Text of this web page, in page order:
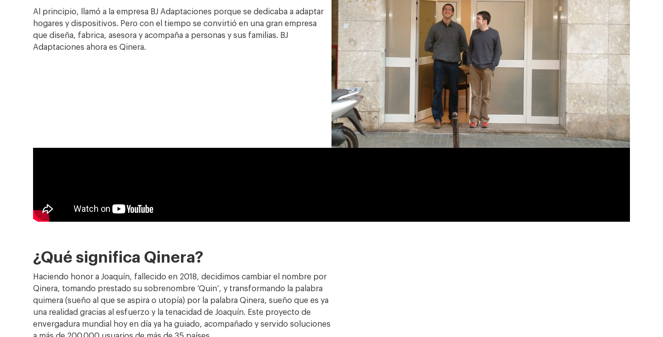
Al principio, llamó a la empresa BJ Adaptaciones porque se dedicaba a adaptar
hogares y dispositivos. Pero con el tiempo se convirtió en una gran empresa
que diseña, fabrica, asesora y acompaña a personas y sus familias. BJ
Adaptaciones ahora es Qinera.
¿Qué significa Qinera?
Haciendo honor a Joaquín, fallecido en 2018, decidimos cambiar el nombre por
Qinera, tomando prestado su sobrenombre ‘Quin’, y transformando la palabra
quimera (sueño al que se aspira o utopía) por la palabra Qinera, sueño que es ya
una realidad gracias al esfuerzo y la tenacidad de Joaquín. Este proyecto de
envergadura mundial hoy en día ya ha guiado, acompañado y servido soluciones
a más de 200.000 usuarios de más de 35 países.